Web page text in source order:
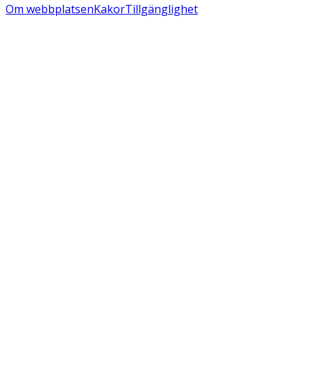
Om webbplatsenKakorTillgänglighet